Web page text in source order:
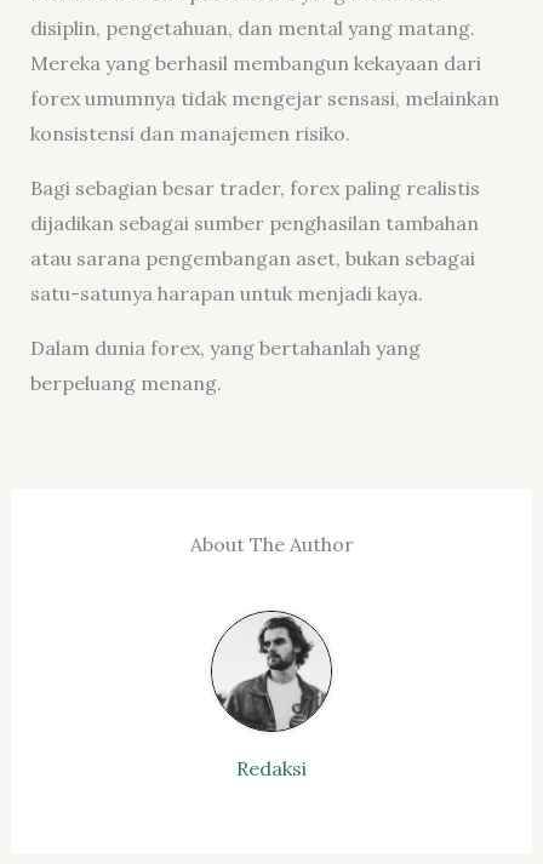
disiplin, pengetahuan, dan mental yang matang.
Mereka yang berhasil membangun kekayaan dari
forex umumnya tidak mengejar sensasi, melainkan
konsistensi dan manajemen risiko.
Bagi sebagian besar trader, forex paling realistis
dijadikan sebagai sumber penghasilan tambahan
atau sarana pengembangan aset, bukan sebagai
satu-satunya harapan untuk menjadi kaya.
Dalam dunia forex, yang bertahanlah yang
berpeluang menang.
About The Author
Redaksi